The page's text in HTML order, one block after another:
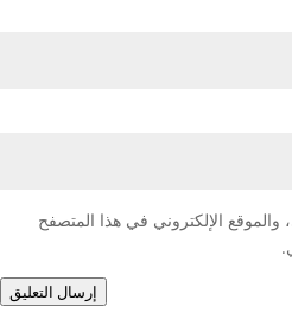
الإلكتروني في هذا المتصفح
إرسال التعليق